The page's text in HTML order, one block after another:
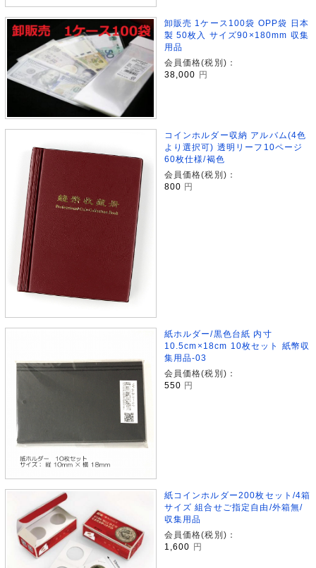
卸販売 1ケース100袋 OPP袋 日本
製 50枚入 サイズ90×180mm 収集
用品
会員価格(税別)：
38,000 円
コインホルダー収納 アルバム(4色
より選択可) 透明リーフ10ページ
60枚仕様/褐色
会員価格(税別)：
800 円
紙ホルダー/黒色台紙 内寸
10.5cm×18cm 10枚セット 紙幣収
集用品-03
会員価格(税別)：
550 円
紙コインホルダー200枚セット/4箱
サイズ 組合せご指定自由/外箱無/
収集用品
会員価格(税別)：
1,600
円